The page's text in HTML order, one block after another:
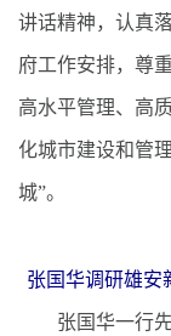
讲话精神，认真
府工作安排，尊
高水平管理、高
化城市建设和管
城”。
张国华调研雄安
张国华一行先